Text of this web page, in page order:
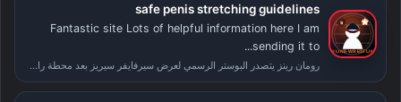
safe penis stretching guidelines
Fantastic site Lots of helpful information here I am
sending it to...
رومان رينز يتصدر البوستر الرسمي لعرض سيرفايفر سيريز بعد محطة راسلمينيا